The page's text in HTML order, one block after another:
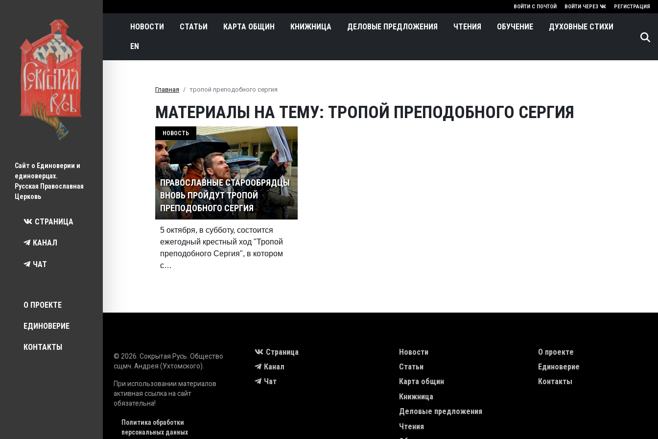
Сайт о Единоверии и
единоверцах.
Русская Православная
Церковь
СТРАНИЦА
КАНАЛ
ЧАТ
Top menu
О ПРОЕКТЕ
ЕДИНОВЕРИЕ
КОНТАКТЫ
ВОЙТИ С ПОЧТОЙ ВОЙТИ ЧЕРЕЗ РЕГИСТРАЦИЯ
Main navigation
НОВОСТИ СТАТЬИ КАРТА ОБЩИН КНИЖНИЦА ДЕЛОВЫЕ ПРЕДЛОЖЕНИЯ ЧТЕНИЯ ОБУЧЕНИЕ ДУХОВНЫЕ СТИХИ
EN
Главная тропой преподобного сергия
МАТЕРИАЛЫ НА ТЕМУ: ТРОПОЙ ПРЕПОДОБНОГО СЕРГИЯ
НОВОСТЬ
ПРАВОСЛАВНЫЕ СТАРООБРЯДЦЫ
ВНОВЬ ПРОЙДУТ ТРОПОЙ
ПРЕПОДОБНОГО СЕРГИЯ
5 октября, в субботу, состоится
ежегодный крестный ход "Тропой
преподобного Сергия", в котором
с…
© 2026. Сокрытая Русь. Общество
сщмч. Андрея (Ухтомского).
При использовании материалов
активная ссылка на сайт
обязательна!
Политика обработки
персональных данных
Страница
Канал
Чат
MAIN NAVIGATION
Новости
Статьи
Карта общин
Книжница
Деловые предложения
Чтения
TOP MENU
О проекте
Единоверие
Контакты